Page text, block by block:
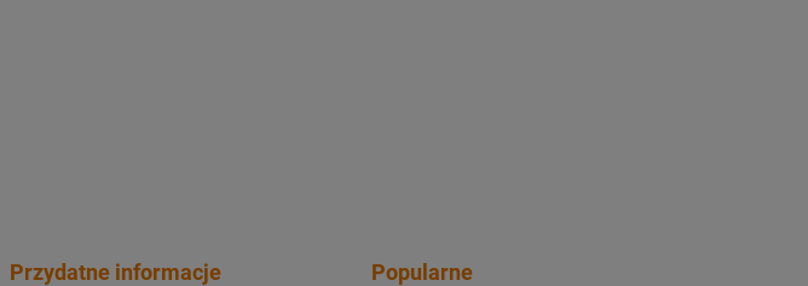
Przydatne informacje Popularne